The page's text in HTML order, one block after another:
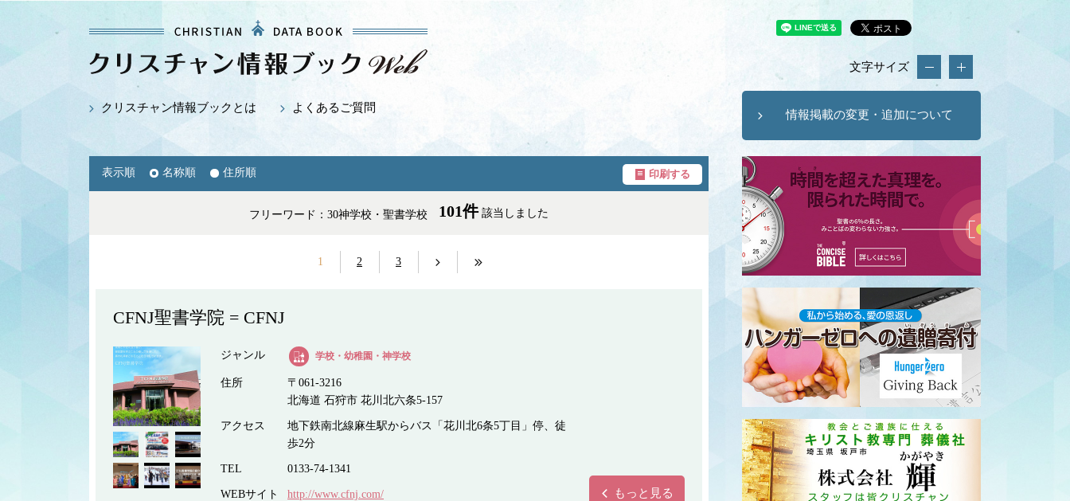
文字サイズ
情報掲載の変更・追加について
クリスチャン情報ブックとは よくあるご質問
表示順 名称順 住所順 印刷する
フリーワード：30神学校・聖書学校 101件該当しました
1 2 3
CFNJ聖書学院 = CFNJ
ジャンル 学校・幼稚園・神学校
住所
〒061-3216
北海道 石狩市 花川北六条5-157
アクセス
地下鉄南北線麻生駅からバス「花川北6条5丁目」停、徒
歩2分
TEL 0133-74-1341
WEBサイト http://www.cfnj.com/ もっと見る